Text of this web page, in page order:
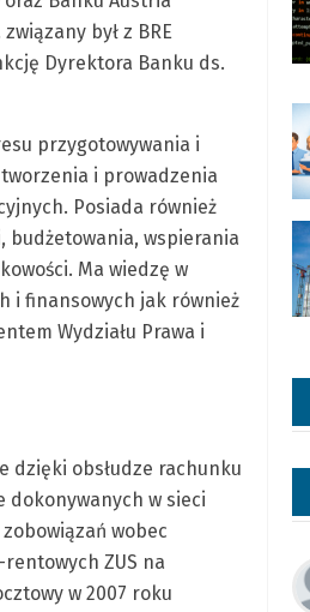
był z BRE
Dyrektora Banku ds.
przygotowywania i
i prowadzenia
Posiada również
budżetowania, wspierania
Ma wiedzę w
i finansowych jak również
Wydziału Prawa i
dzięki obsłudze rachunku
dokonywanych w sieci
wobec
ZUS na
w 2007 roku